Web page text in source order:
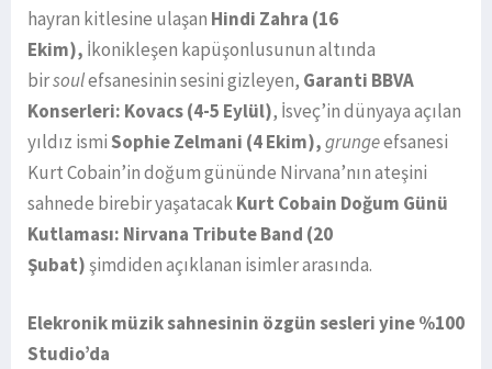
hayran kitlesine ulaşan Hindi Zahra (16
Ekim), İkonikleşen kapüşonlusunun altında
birsoulefsanesinin sesini gizleyen, Garanti BBVA
Konserleri: Kovacs (4-5 Eylül), İsveç’in dünyaya açılan
yıldız ismiSophie Zelmani (4 Ekim),grungeefsanesi
Kurt Cobain’in doğum gününde Nirvana’nın ateşini
sahnede birebir yaşatacakKurt Cobain Doğum Günü
Kutlaması: Nirvana Tribute Band (20
Şubat) şimdiden açıklanan isimler arasında.
Elekronik müzik sahnesinin özgün sesleri yine %100
Studio’da